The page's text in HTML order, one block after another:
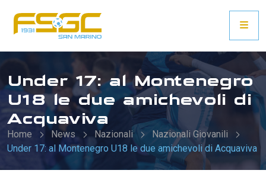
Under 17: al Montenegro
U18 le due amichevoli di
Acquaviva
Home News Nazionali
Nazionali Giovanili
Under 17: al Montenegro U18 le due amichevoli di Acquaviva